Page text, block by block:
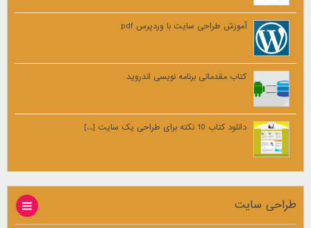
آموزش طراحی سایت با وردپرس pdf
کتاب مقدماتی برنامه نویسی اندروید
دانلود کتاب 10 نکته برای طراحی یک سایت [...]
طراحی سایت